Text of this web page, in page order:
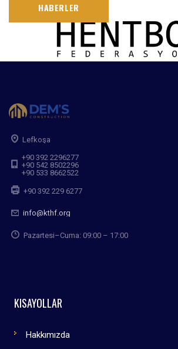
HABERLER
Lefkoşa
+90 392 2296277
+90 542 8502296
+90 533 8662522
+90 392 229 6277
info@kthf.org
Pazartesi–Cuma: 09:00 – 17:00
KISAYOLLAR
Hakkımızda